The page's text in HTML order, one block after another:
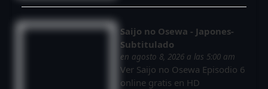
Saijo no Osewa - Japones-
Subtitulado
en agosto 8, 2026 a las 5:00 am
Ver Saijo no Osewa Episodio 6
online gratis en HD